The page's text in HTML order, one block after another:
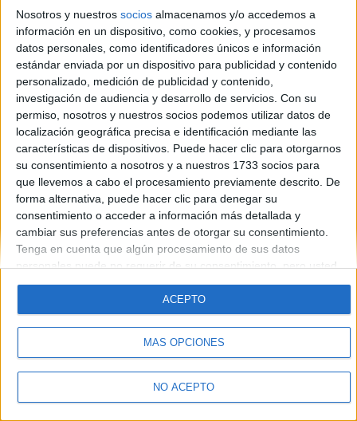
Nosotros y nuestros socios almacenamos y/o accedemos a
información en un dispositivo, como cookies, y procesamos
datos personales, como identificadores únicos e información
estándar enviada por un dispositivo para publicidad y contenido
personalizado, medición de publicidad y contenido,
investigación de audiencia y desarrollo de servicios. Con su
permiso, nosotros y nuestros socios podemos utilizar datos de
localización geográfica precisa e identificación mediante las
características de dispositivos. Puede hacer clic para otorgarnos
su consentimiento a nosotros y a nuestros 1733 socios para
que llevemos a cabo el procesamiento previamente descrito. De
forma alternativa, puede hacer clic para denegar su
consentimiento o acceder a información más detallada y
cambiar sus preferencias antes de otorgar su consentimiento.
Tenga en cuenta que algún procesamiento de sus datos
personales puede no requerir de su consentimiento, pero usted
tiene el derecho de rechazar tal procesamiento. Sus
preferencias se aplicarán solo a este sitio web. Puede cambiar
sus preferencias o retirar su consentimiento en cualquier
momento volviendo a este sitio y haciendo clic en el botón
"Privacidad" en la parte inferior de la página web.
MÁS OPCIONES
NO ACEPTO
ACEPTO
Contraseña:*
Introduce la contraseña que acompaña a tu nombre de usuario
Quiénes somos|Contactar |Anúnciate
Aviso legal|Politica de privacidad|Condiciones generales
de cookies
© 2003-2026Compás Mediterráneo S.L.- Diego de León 47 - 28006
Madrid [ESPAÑA] - Tel. +34 91 593 2767